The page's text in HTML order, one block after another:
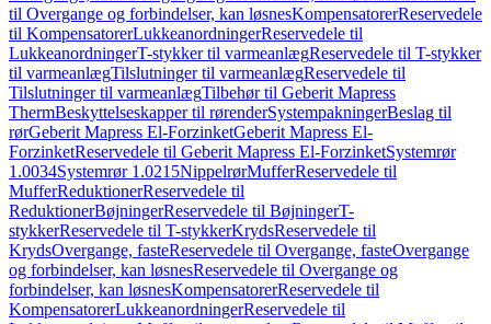
til Overgange og forbindelser, kan løsnesKompensatorerReservedele
til KompensatorerLukkeanordningerReservedele til
LukkeanordningerT-stykker til varmeanlægReservedele til T-stykker
til varmeanlægTilslutninger til varmeanlægReservedele til
Tilslutninger til varmeanlægTilbehør til Geberit Mapress
ThermBeskyttelseskapper til rørenderSystempakningerBeslag til
rørGeberit Mapress El-ForzinketGeberit Mapress El-
ForzinketReservedele til Geberit Mapress El-ForzinketSystemrør
1.0034Systemrør 1.0215NippelrørMufferReservedele til
MufferReduktionerReservedele til
ReduktionerBøjningerReservedele til BøjningerT-
stykkerReservedele til T-stykkerKrydsReservedele til
KrydsOvergange, fasteReservedele til Overgange, fasteOvergange
og forbindelser, kan løsnesReservedele til Overgange og
forbindelser, kan løsnesKompensatorerReservedele til
KompensatorerLukkeanordningerReservedele til